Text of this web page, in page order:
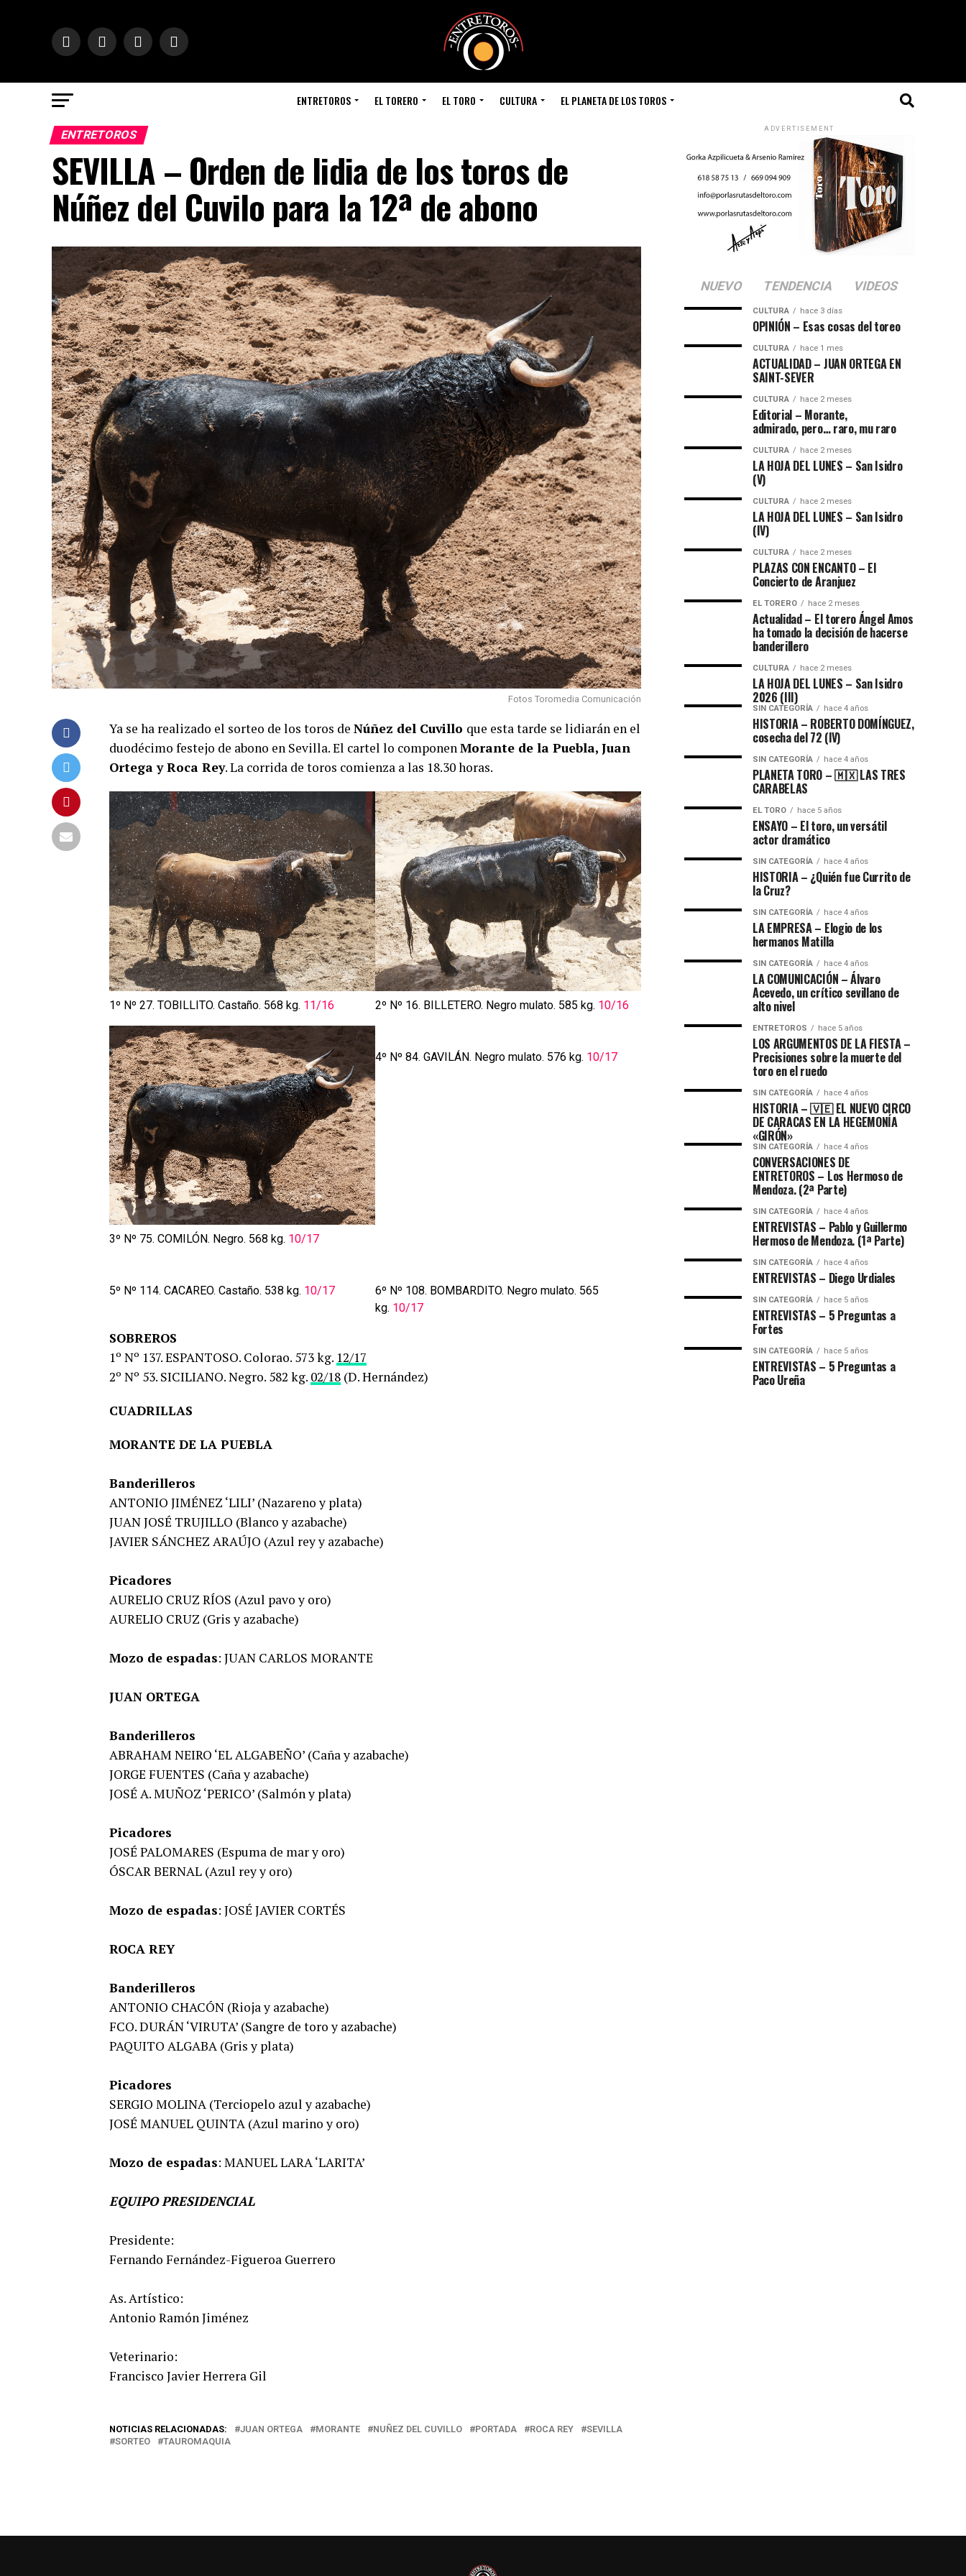
ENTRETOROS EL TORERO EL TORO CULTURA EL PLANETA DE LOS TOROS
ENTRETOROS
SEVILLA – Orden de lidia de los toros de
Núñez del Cuvilo para la 12ª de abono
Fotos Toromedia Comunicación
Ya se ha realizado el sorteo de los toros de Núñez del Cuvillo que esta tarde se lidiarán en el
duodécimo festejo de abono en Sevilla. El cartel lo componenMorante de la Puebla, Juan
Ortega y Roca Rey. La corrida de toros comienza a las 18.30 horas.
1º Nº 27. TOBILLITO. Castaño. 568 kg. 11/16 2º Nº 16. BILLETERO. Negro mulato. 585 kg. 10/16
3º Nº 75. COMILÓN. Negro. 568 kg. 10/17
4º Nº 84. GAVILÁN. Negro mulato. 576 kg. 10/17
5º Nº 114. CACAREO. Castaño. 538 kg. 10/17
6º Nº 108. BOMBARDITO. Negro mulato. 565
kg. 10/17
SOBREROS
1º Nº 137. ESPANTOSO. Colorao. 573 kg. 12/17
2º Nº 53. SICILIANO. Negro. 582 kg. 02/18 (D. Hernández)
CUADRILLAS
MORANTE DE LA PUEBLA
Banderilleros
ANTONIO JIMÉNEZ ‘LILI’ (Nazareno y plata)
JUAN JOSÉ TRUJILLO (Blanco y azabache)
JAVIER SÁNCHEZ ARAÚJO (Azul rey y azabache)
Picadores
AURELIO CRUZ RÍOS (Azul pavo y oro)
AURELIO CRUZ (Gris y azabache)
Mozo de espadas: JUAN CARLOS MORANTE
JUAN ORTEGA
Banderilleros
ABRAHAM NEIRO ‘EL ALGABEÑO’ (Caña y azabache)
JORGE FUENTES (Caña y azabache)
JOSÉ A. MUÑOZ ‘PERICO’ (Salmón y plata)
Picadores
JOSÉ PALOMARES (Espuma de mar y oro)
ÓSCAR BERNAL (Azul rey y oro)
Mozo de espadas: JOSÉ JAVIER CORTÉS
ROCA REY
Banderilleros
ANTONIO CHACÓN (Rioja y azabache)
FCO. DURÁN ‘VIRUTA’ (Sangre de toro y azabache)
PAQUITO ALGABA (Gris y plata)
Picadores
SERGIO MOLINA (Terciopelo azul y azabache)
JOSÉ MANUEL QUINTA (Azul marino y oro)
Mozo de espadas: MANUEL LARA ‘LARITA’
EQUIPO PRESIDENCIAL
Presidente:
Fernando Fernández-Figueroa Guerrero
As. Artístico:
Antonio Ramón Jiménez
Veterinario:
Francisco Javier Herrera Gil
NOTICIAS RELACIONADAS: JUAN ORTEGA MORANTE NUÑEZ DEL CUVILLO PORTADA ROCA REY
SEVILLA
SORTEO
TAUROMAQUIA
ADVERTISEMENT
NUEVO TENDENCIA VIDEOS
CULTURA hace 3 días
OPINIÓN – Esas cosas del toreo
CULTURA hace 1 mes
ACTUALIDAD – JUAN ORTEGA EN
SAINT-SEVER
CULTURA hace 2 meses
Editorial – Morante,
admirado, pero… raro, mu raro
CULTURA hace 2 meses
LA HOJA DEL LUNES – San Isidro
(V)
CULTURA hace 2 meses
LA HOJA DEL LUNES – San Isidro
(IV)
CULTURA hace 2 meses
PLAZAS CON ENCANTO – El
Concierto de Aranjuez
EL TORERO hace 2 meses
Actualidad – El torero Ángel Amos
ha tomado la decisión de hacerse
banderillero
CULTURA hace 2 meses
LA HOJA DEL LUNES – San Isidro
2026 (III)
SIN CATEGORÍA hace 4 años
HISTORIA – ROBERTO DOMÍNGUEZ,
cosecha del 72 (lV)
SIN CATEGORÍA hace 4 años
PLANETA TORO – 🇲🇽 LAS TRES
CARABELAS
EL TORO hace 5 años
ENSAYO – El toro, un versátil
actor dramático
SIN CATEGORÍA hace 4 años
HISTORIA – ¿Quién fue Currito de
la Cruz?
SIN CATEGORÍA hace 4 años
LA EMPRESA – Elogio de los
hermanos Matilla
SIN CATEGORÍA hace 4 años
LA COMUNICACIÓN – ​Álvaro
Acevedo, un crítico sevillano de
alto nivel
ENTRETOROS hace 5 años
LOS ARGUMENTOS DE LA FIESTA –
Precisiones sobre la muerte del
toro en el ruedo
SIN CATEGORÍA hace 4 años
HISTORIA – 🇻🇪 EL NUEVO CIRCO
DE CARACAS EN LA HEGEMONÍA
«GIRÓN»
SIN CATEGORÍA hace 4 años
CONVERSACIONES DE
ENTRETOROS – Los Hermoso de
Mendoza. (2ª Parte)
SIN CATEGORÍA hace 4 años
ENTREVISTAS – Pablo y Guillermo
Hermoso de Mendoza. (1ª Parte)
SIN CATEGORÍA hace 4 años
ENTREVISTAS – Diego Urdiales
SIN CATEGORÍA hace 5 años
ENTREVISTAS – 5 Preguntas a
Fortes
SIN CATEGORÍA hace 5 años
ENTREVISTAS – 5 Preguntas a
Paco Ureña